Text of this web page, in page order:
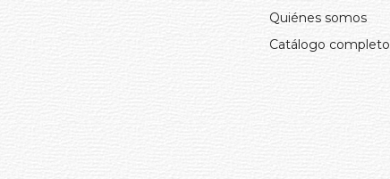
Quiénes somos
Catálogo completo